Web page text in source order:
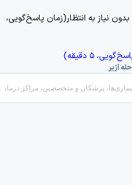
نیاز به انتظار(زمان پاسخ‌گویی،
۵ دقیقه)
آژیر